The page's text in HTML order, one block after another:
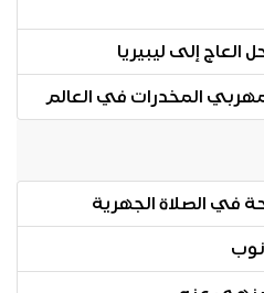
المخدرات في العالم
في الصلاة الجهرية